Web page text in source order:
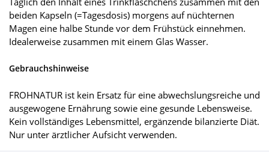
beiden Kapseln (=Tagesdosis) morgens auf nüchternen
Magen eine halbe Stunde vor dem Frühstück einnehmen.
Idealerweise zusammen mit einem Glas Wasser.
Gebrauchshinweise
FROHNATUR ist kein Ersatz für eine abwechslungsreiche und
ausgewogene Ernährung sowie eine gesunde Lebensweise.
Kein vollständiges Lebensmittel, ergänzende bilanzierte Diät.
Nur unter ärztlicher Aufsicht verwenden.